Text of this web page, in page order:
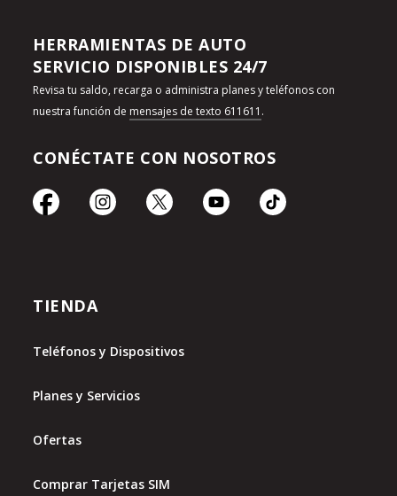
HERRAMIENTAS DE AUTO
SERVICIO DISPONIBLES 24/7
Revisa tu saldo, recarga o administra planes y teléfonos con
nuestra función de mensajes de texto 611611 .
CONÉCTATE CON NOSOTROS
TIENDA
Teléfonos y Dispositivos
Planes y Servicios
Ofertas
Comprar Tarjetas SIM